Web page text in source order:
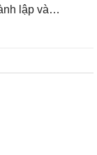
lập và…